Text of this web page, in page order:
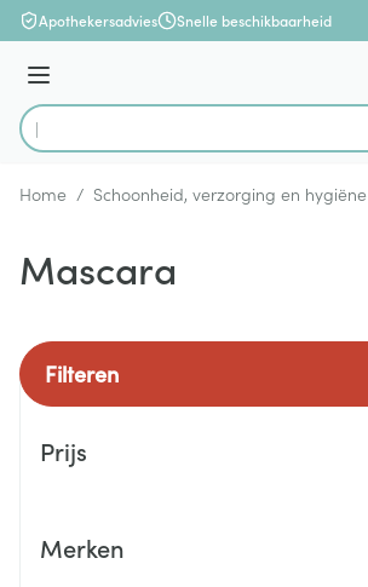
Ga naar de inhoud
Apothekersadvies Snelle beschikbaarheid
Menu
Product, merk, categorie...
Home / Schoonheid, verzorging en hygiëne
Mascara
Filteren
Prijs
Merken